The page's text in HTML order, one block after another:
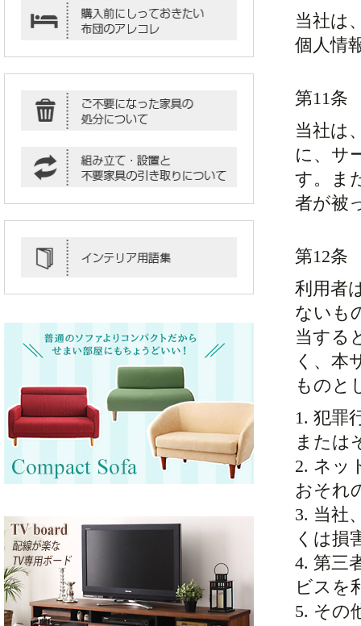
当社は
個人情
第11条
当社は
に、サ
す。ま
者が被
第12条
利用者
ないも
当する
く、本
ものと
1. 犯罪
または
2. ネッ
おそれ
3. 当社
くは損
4. 第三
ビスを
5. その